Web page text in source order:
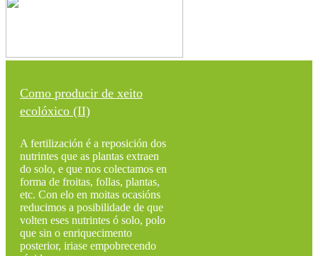
Como producir de xeito
ecolóxico (II)
A fertilización é a reposición dos
nutrintes que as plantas extraen
do solo, e que nos colectamos en
forma de froitas, follas, plantas,
etc. Con elo en moitas ocasións
reducimos a posibilidade de que
volten eses nutrintes ó solo, polo
que sin o enriquecimento
posterior, iriase empobrecendo